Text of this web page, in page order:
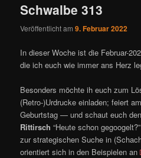
Schwalbe 313
Veröffentlicht am9. Februar 2022
In dieser Woche ist die Februar-
die ich euch wie immer ans Herz
Besonders möchte ih euch zum
(Retro-)Urdrucke einladen; feiert
Geburtstag — und schaut euch
Rittirsch “Heute schon
zur strategischen Suche in
orientiert sich in den Beispielen an